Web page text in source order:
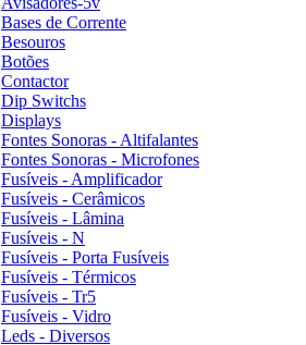
Bases de Corrente
Besouros
Botões
Contactor
Dip Switchs
Displays
Fontes Sonoras - Altifalantes
Fontes Sonoras - Microfones
Fusíveis - Amplificador
Fusíveis - Cerâmicos
Fusíveis - Lâmina
Fusíveis - N
Fusíveis - Porta Fusíveis
Fusíveis - Térmicos
Fusíveis - Tr5
Fusíveis - Vidro
Leds - Diversos